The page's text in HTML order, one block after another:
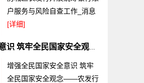
户服务与风险自查工作_消息
[详细]
增强全民国家安全意识 筑牢全民国家安全观念——农发行威宁县支行开展“4.15”全民国家安全教育日宣传活动
增强全民国家安全意识 筑牢
全民国家安全观念——农发行